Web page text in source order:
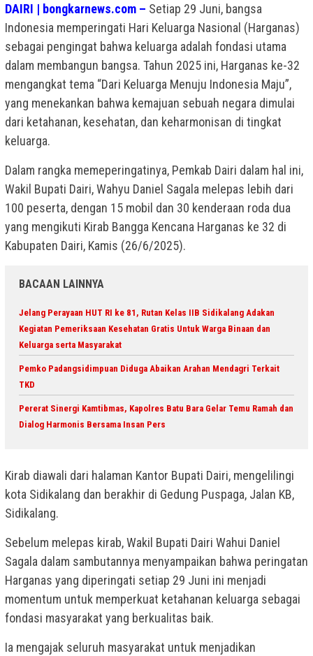
DAIRI | bongkarnews.com – Setiap 29 Juni, bangsa
Indonesia memperingati Hari Keluarga Nasional (Harganas)
sebagai pengingat bahwa keluarga adalah fondasi utama
dalam membangun bangsa. Tahun 2025 ini, Harganas ke-32
mengangkat tema “Dari Keluarga Menuju Indonesia Maju”,
yang menekankan bahwa kemajuan sebuah negara dimulai
dari ketahanan, kesehatan, dan keharmonisan di tingkat
keluarga.
Dalam rangka memeperingatinya, Pemkab Dairi dalam hal ini,
Wakil Bupati Dairi, Wahyu Daniel Sagala melepas lebih dari
100 peserta, dengan 15 mobil dan 30 kenderaan roda dua
yang mengikuti Kirab Bangga Kencana Harganas ke 32 di
Kabupaten Dairi, Kamis (26/6/2025).
BACAAN LAINNYA
Jelang Perayaan HUT RI ke 81, Rutan Kelas IIB Sidikalang Adakan
Kegiatan Pemeriksaan Kesehatan Gratis Untuk Warga Binaan dan
Keluarga serta Masyarakat
Pemko Padangsidimpuan Diduga Abaikan Arahan Mendagri Terkait
TKD
Pererat Sinergi Kamtibmas, Kapolres Batu Bara Gelar Temu Ramah dan
Dialog Harmonis Bersama Insan Pers
Kirab diawali dari halaman Kantor Bupati Dairi, mengelilingi
kota Sidikalang dan berakhir di Gedung Puspaga, Jalan KB,
Sidikalang.
Sebelum melepas kirab, Wakil Bupati Dairi Wahui Daniel
Sagala dalam sambutannya menyampaikan bahwa peringatan
Harganas yang diperingati setiap 29 Juni ini menjadi
momentum untuk memperkuat ketahanan keluarga sebagai
fondasi masyarakat yang berkualitas baik.
Ia mengajak seluruh masyarakat untuk menjadikan